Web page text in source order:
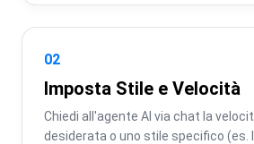
02
Imposta Stile e Velocità
Chiedi all'agente AI via chat la
desiderata o uno stile specifico (es.